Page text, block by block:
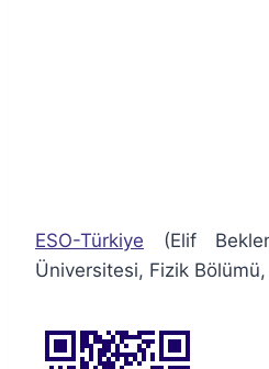
ESO-Türkiye (Elif
Üniversitesi, Fizik